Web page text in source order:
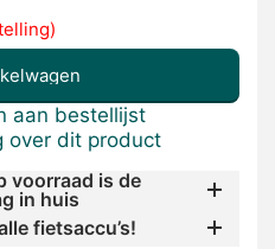
aan bestellijst
over dit product
voorraad is de
in huis
fietsaccu’s!